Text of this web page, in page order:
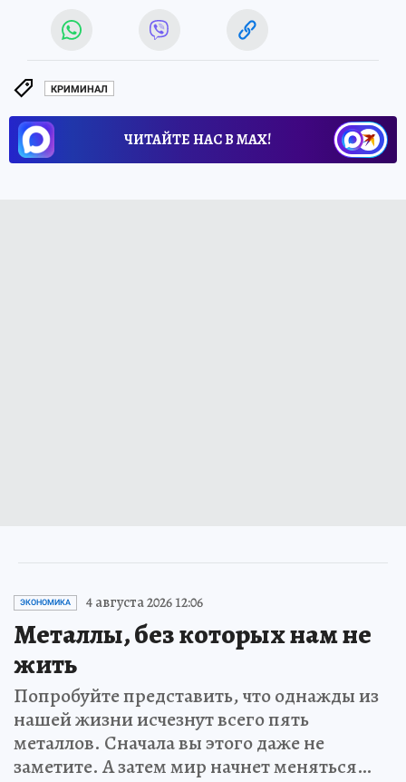
КРИМИНАЛ
ЧИТАЙТЕ НАС В МАХ!
ЭКОНОМИКА 4 августа 2026 12:06
Металлы, без которых нам не
жить
Попробуйте представить, что однажды из
нашей жизни исчезнут всего пять
металлов. Сначала вы этого даже не
заметите. А затем мир начнет меняться…